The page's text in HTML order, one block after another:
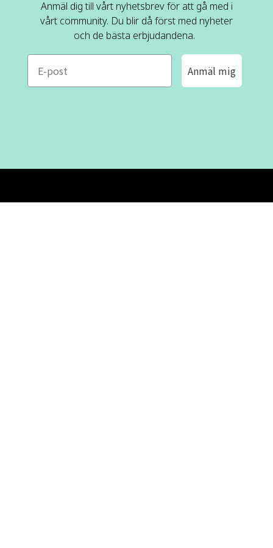
Anmäl dig till vårt nyhetsbrev för att gå med i
vårt community. Du blir då först med nyheter
och de bästa erbjudandena.
e-mail
Anmäl mig